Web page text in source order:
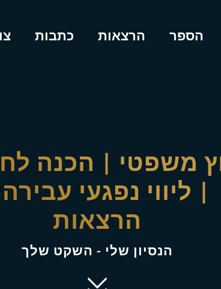
הספר הרצאות כתבות
עו"ד טל בן אבן -
אסטרטגי ומשפטי
הנסיון שלי - השקט שלך